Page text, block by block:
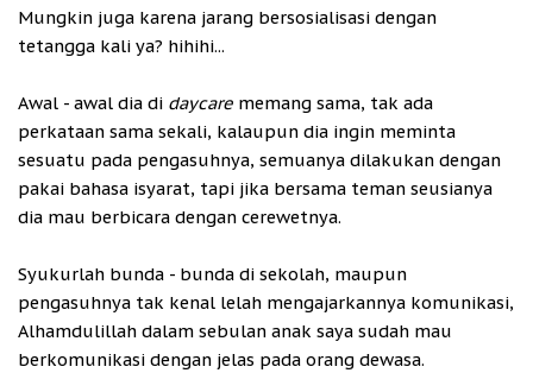
Mungkin juga karena jarang bersosialisasi dengan
tetangga kali ya? hihihi...
Awal - awal dia di daycare memang sama, tak ada
perkataan sama sekali, kalaupun dia ingin meminta
sesuatu pada pengasuhnya, semuanya dilakukan dengan
pakai bahasa isyarat, tapi jika bersama teman seusianya
dia mau berbicara dengan cerewetnya.
Syukurlah bunda - bunda di sekolah, maupun
pengasuhnya tak kenal lelah mengajarkannya komunikasi,
Alhamdulillah dalam sebulan anak saya sudah mau
berkomunikasi dengan jelas pada orang dewasa.